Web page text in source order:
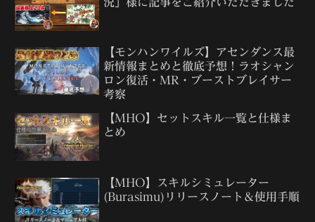
況」様に記事をご紹介いただきました
【モンハンワイルズ】アセンダンス最
新情報まとめと徹底予想！ラオシャン
ロン復活・MR・ブーストブレイサー
考察
【MHO】セットスキル一覧と仕様ま
とめ
【MHO】スキルシミュレーター
(Burasimu)リリースノート＆使用手順